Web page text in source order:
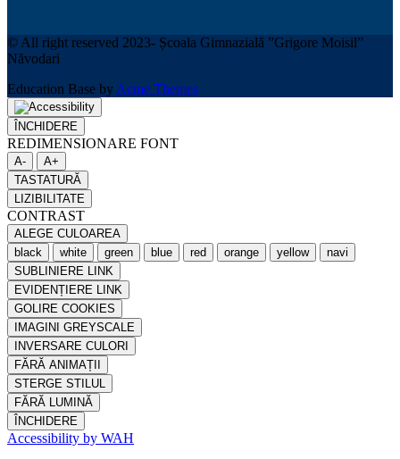
© All right reserved 2023- Școala Gimnazială ”Grigore Moisil”
Năvodari
Education Base by Acme Themes
ÎNCHIDERE
REDIMENSIONARE FONT
A-
A+
TASTATURĂ
LIZIBILITATE
CONTRAST
ALEGE CULOAREA
black
white green blue red orange yellow
navi
SUBLINIERE LINK
EVIDENȚIERE LINK
GOLIRE COOKIES
IMAGINI GREYSCALE
INVERSARE CULORI
FĂRĂ ANIMAȚII
STERGE STILUL
FĂRĂ LUMINĂ
ÎNCHIDERE
Accessibility by WAH